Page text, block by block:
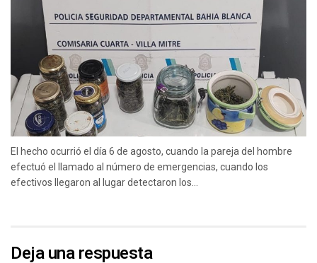
El hecho ocurrió el día 6 de agosto, cuando la pareja del hombre
efectuó el llamado al número de emergencias, cuando los
efectivos llegaron al lugar detectaron los...
Deja una respuesta